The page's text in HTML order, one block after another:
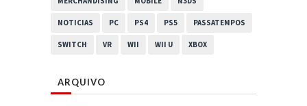
NOTICIAS PC PS4 PS5 PASSATEMPOS
SWITCH VR WII WII U XBOX
ARQUIVO